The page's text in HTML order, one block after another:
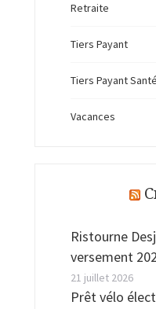
Retraite
Tiers Payant
Tiers Payant Santé
Vacances
Ristourne
versement
21 juillet 2026
Prêt vélo